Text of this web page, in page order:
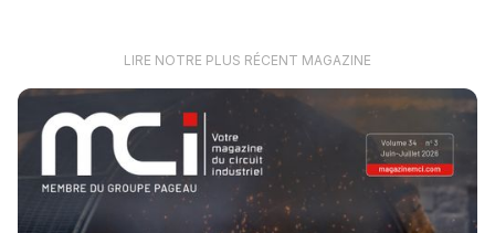
LIRE NOTRE PLUS RÉCENT MAGAZINE